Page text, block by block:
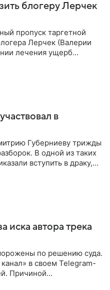
блогеру Лерчек
пропуск таргетной
Лерчек (Валерии
лечения ущерб
в
Губерниеву трижды
В одной из таких
вступить в драку,
иска автора трека
по решению суда.
в своем Telegram-
Причиной